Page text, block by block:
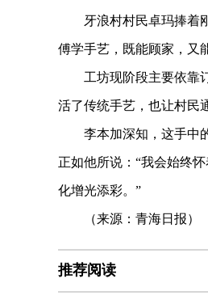
牙浪村村民卓玛捧着刚
傅学手艺，既能顾家，又
工坊现阶段主要依靠订
活了传统手艺，也让村民
李本加深知，这手中的
正如他所说：“我会始终
化增光添彩。”
（来源：青海日报）
推荐阅读